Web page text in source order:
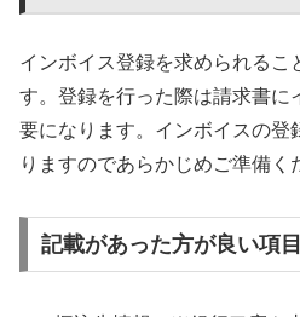
インボイス登録を求められるこ
す。登録を行った際は請求書に
要になります。インボイスの登
りますのであらかじめご準備く
記載があった方が良い項目